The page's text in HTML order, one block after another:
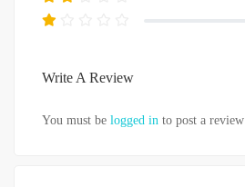
Write A Review
You must be logged in to post a review